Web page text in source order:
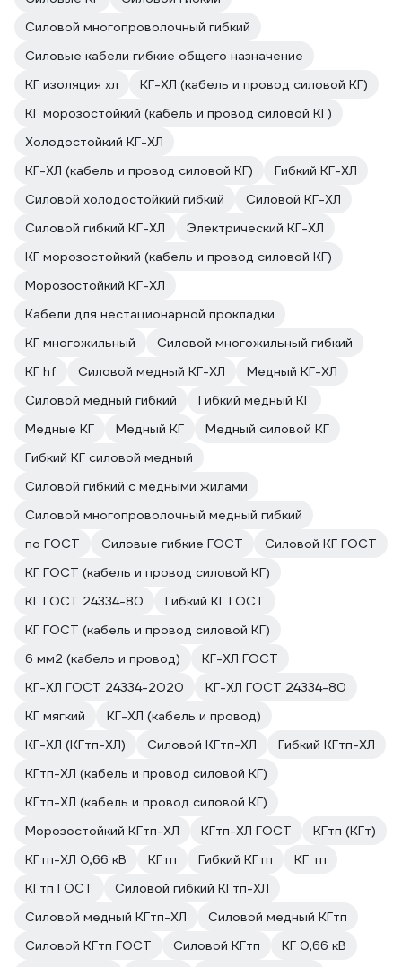
Силовой многопроволочный гибкий
Силовые кабели гибкие общего назначение
КГ изоляция хл
КГ-ХЛ (кабель и провод силовой КГ)
КГ морозостойкий (кабель и провод силовой КГ)
Холодостойкий КГ-ХЛ
КГ-ХЛ (кабель и провод силовой КГ)
Гибкий КГ-ХЛ
Силовой холодостойкий гибкий
Силовой КГ-ХЛ
Силовой гибкий КГ-ХЛ
Электрический КГ-ХЛ
КГ морозостойкий (кабель и провод силовой КГ)
Морозостойкий КГ-ХЛ
Кабели для нестационарной прокладки
КГ многожильный
Силовой многожильный гибкий
КГ hf
Силовой медный КГ-ХЛ
Медный КГ-ХЛ
Силовой медный гибкий
Гибкий медный КГ
Медные КГ
Медный КГ
Медный силовой КГ
Гибкий КГ силовой медный
Силовой гибкий с медными жилами
Силовой многопроволочный медный гибкий
по ГОСТ
Силовые гибкие ГОСТ
Силовой КГ ГОСТ
КГ ГОСТ (кабель и провод силовой КГ)
КГ ГОСТ 24334-80
Гибкий КГ ГОСТ
КГ ГОСТ (кабель и провод силовой КГ)
6 мм2 (кабель и провод)
КГ-ХЛ ГОСТ
КГ-ХЛ ГОСТ 24334-2020
КГ-ХЛ ГОСТ 24334-80
КГ мягкий
КГ-ХЛ (кабель и провод)
КГ-ХЛ (КГтп-ХЛ)
Силовой КГтп-ХЛ
Гибкий КГтп-ХЛ
КГтп-ХЛ (кабель и провод силовой КГ)
КГтп-ХЛ (кабель и провод силовой КГ)
Морозостойкий КГтп-ХЛ
КГтп-ХЛ ГОСТ
КГтп (КГт)
КГтп-ХЛ 0,66 кВ
КГтп Гибкий КГтп
КГ тп
КГтп ГОСТ
Силовой гибкий КГтп-ХЛ
Силовой медный КГтп-ХЛ
Силовой медный КГтп
Силовой КГтп ГОСТ
Силовой КГтп
КГ 0,66 кВ